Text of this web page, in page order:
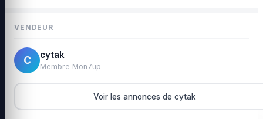
VENDEUR
C cytak
Membre Mon7up
Voir les annonces de cytak